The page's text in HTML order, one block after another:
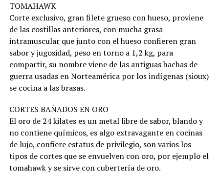
TOMAHAWK
Corte exclusivo, gran filete grueso con hueso, proviene
de las costillas anteriores, con mucha grasa
intramuscular que junto con el hueso confieren gran
sabor y jugosidad, peso en torno a 1,2 kg, para
compartir, su nombre viene de las antiguas hachas de
guerra usadas en Norteamérica por los indígenas (sioux)
se cocina a las brasas.
CORTES BAÑADOS EN ORO
El oro de 24 kilates es un metal libre de sabor, blando y
no contiene químicos, es algo extravagante en cocinas
de lujo, confiere estatus de privilegio, son varios los
tipos de cortes que se envuelven con oro, por ejemplo el
tomahawk y se sirve con cubertería de oro.